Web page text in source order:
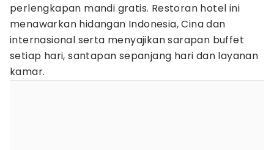
perlengkapan mandi gratis. Restoran hotel ini
menawarkan hidangan Indonesia, Cina dan
internasional serta menyajikan sarapan buffet
setiap hari, santapan sepanjang hari dan layanan
kamar.